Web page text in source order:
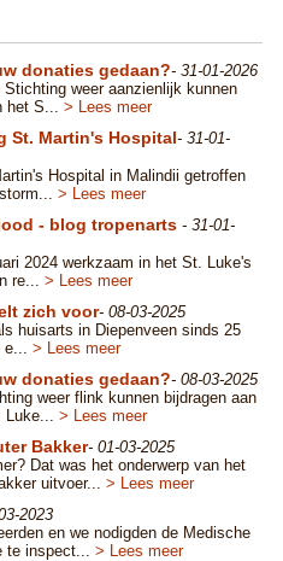
donaties gedaan?- 31-01-2026
weer aanzienlijk kunnen
het S... > Lees meer
St. Martin's Hospital- 31-01-
Hospital in Malindii getroffen
> Lees meer
- blog tropenarts - 31-01-
2024 werkzaam in het St. Luke's
re... > Lees meer
zich voor- 08-03-2025
huisarts in Diepenveen sinds 25
> Lees meer
donaties gedaan?- 08-03-2025
weer flink kunnen bijdragen aan
> Lees meer
Bakker- 01-03-2025
Dat was het onderwerp van het
uitvoer... > Lees meer
2023
en we nodigden de Medische
te inspect... > Lees meer